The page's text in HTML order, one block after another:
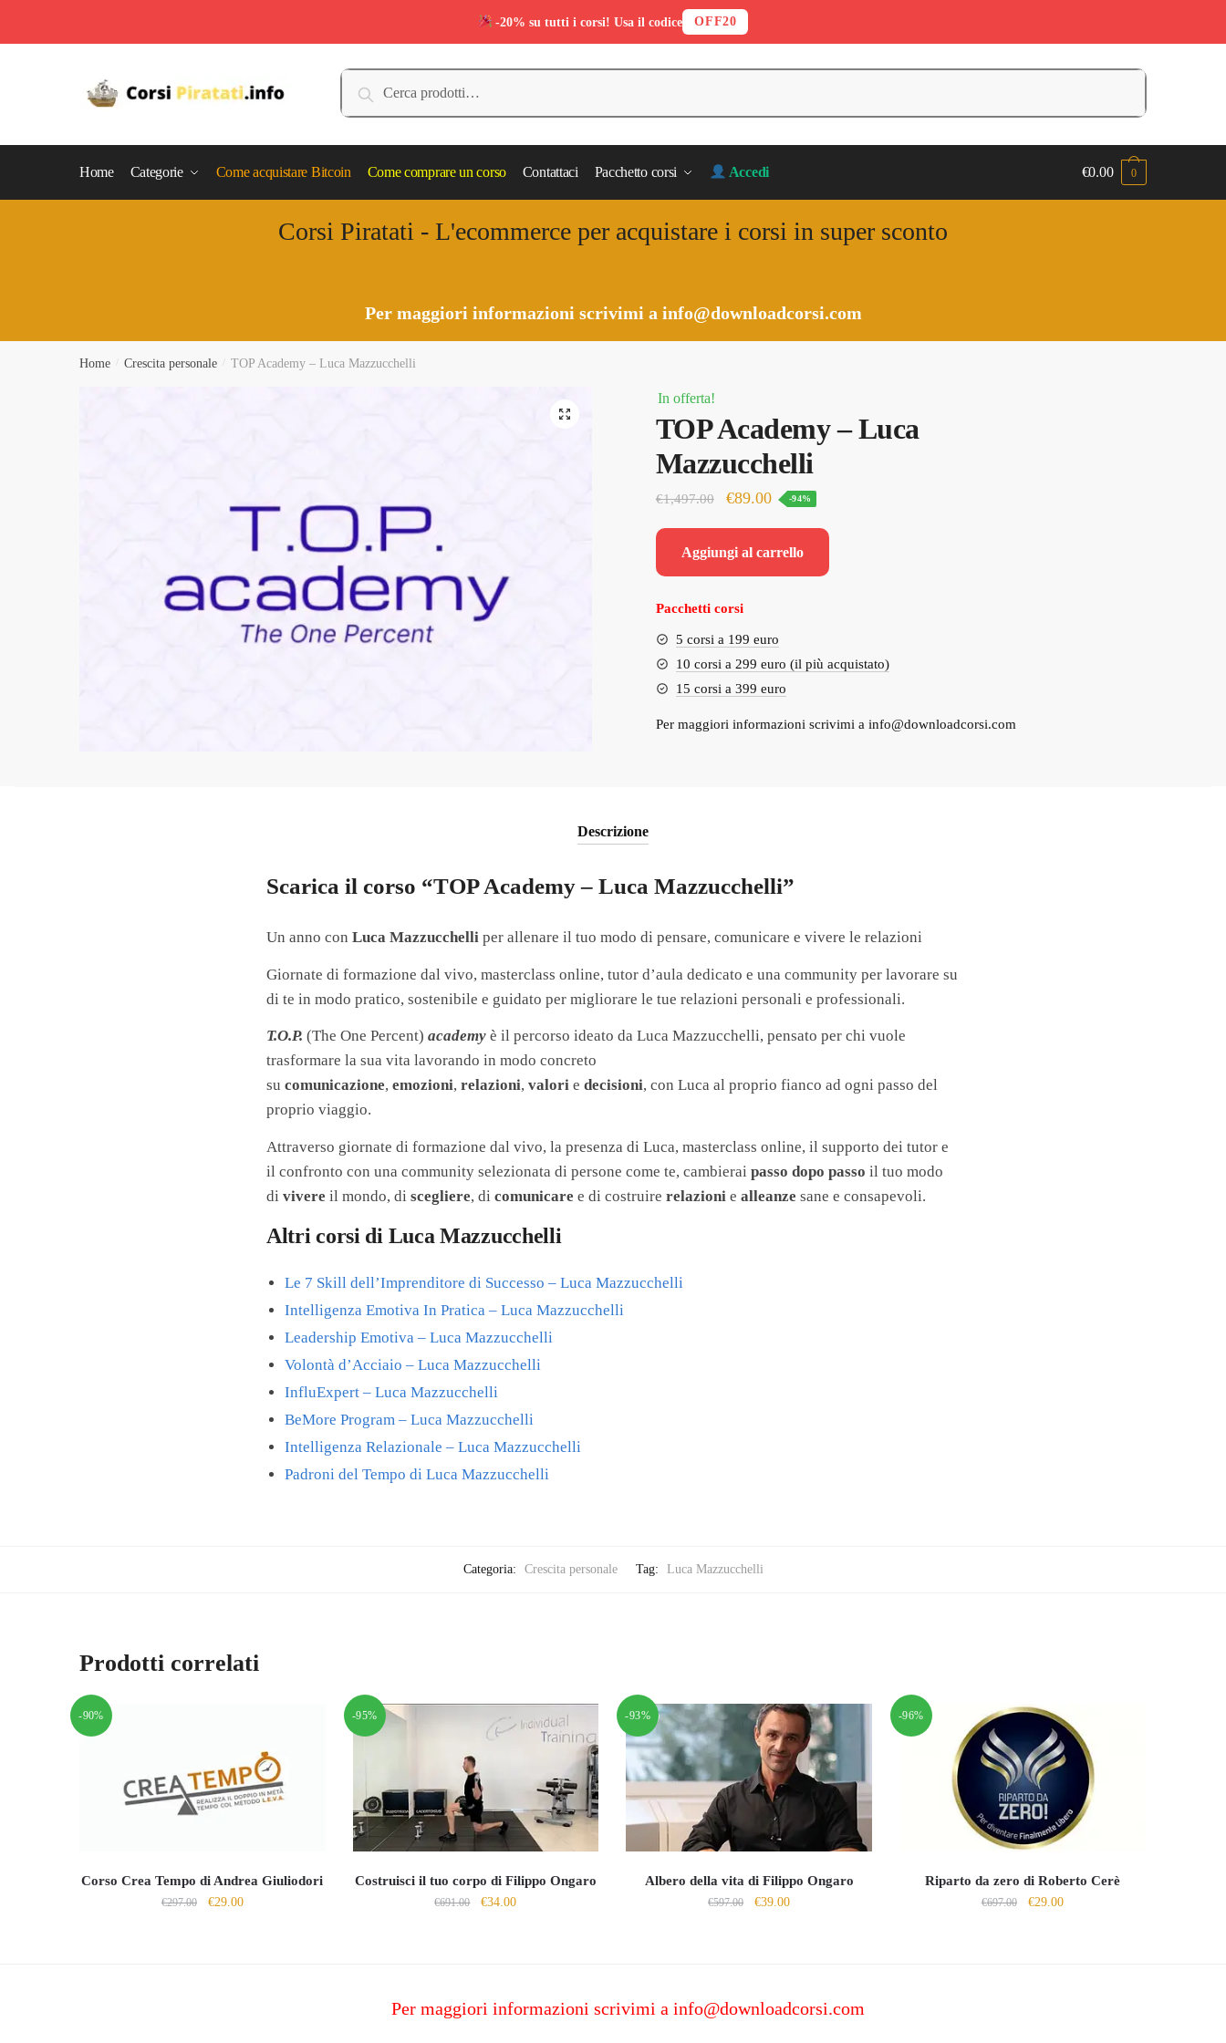
Cerca:
Cerca
Home Categorie Come acquistare Bitcoin Come comprare un corso Contattaci Pacchetto corsi Accedi €0.00 0
Corsi Piratati - L'ecommerce per acquistare i corsi in super sconto
Per maggiori informazioni scrivimi a info@downloadcorsi.com
Home Crescita personale TOP Academy – Luca Mazzucchelli
In offerta!
TOP Academy – Luca
Mazzucchelli
€1,497.00
Il
originale
era:
€1,497.00.
€89.00Il
attuale
è:
-94%
Aggiungi al carrello
Pacchetti corsi
5 corsi a 199 euro
10 corsi a 299 euro (il più acquistato)
15 corsi a 399 euro
Per maggiori informazioni scrivimi a info@downloadcorsi.com
Descrizione
Scarica il corso “TOP Academy – Luca Mazzucchelli”
Un anno conLuca Mazzucchelli per allenare il tuo modo di pensare, comunicare e vivere le relazioni
Giornate di formazione dal vivo, masterclass online, tutor d’aula dedicato e una community per lavorare su
di te in modo pratico, sostenibile e guidato per migliorare le tue relazioni personali e professionali.
T.O.P. (The One Percent)academy è il percorso ideato da Luca Mazzucchelli, pensato per chi vuole
trasformare la sua vita lavorando in modo concreto
sucomunicazione,emozioni,relazioni,valori edecisioni, con Luca al proprio fianco ad ogni passo del
proprio viaggio.
Attraverso giornate di formazione dal vivo, la presenza di Luca, masterclass online, il supporto dei tutor e
il confronto con una community selezionata di persone come te, cambieraipasso dopo passo il tuo modo
divivere il mondo, discegliere, dicomunicare e di costruirerelazioni ealleanze sane e consapevoli.
Altri corsi di Luca Mazzucchelli
Le 7 Skill dell’Imprenditore di Successo – Luca Mazzucchelli
Intelligenza Emotiva In Pratica – Luca Mazzucchelli
Leadership Emotiva – Luca Mazzucchelli
Volontà d’Acciaio – Luca Mazzucchelli
InfluExpert – Luca Mazzucchelli
BeMore Program – Luca Mazzucchelli
Intelligenza Relazionale – Luca Mazzucchelli
Padroni del Tempo di Luca Mazzucchelli
Categoria: Crescita personale Tag: Luca Mazzucchelli
Prodotti correlati
-90%
Corso Crea Tempo di Andrea Giuliodori
€297.00
Il
€29.00Il
-95%
Costruisci il tuo corpo di Filippo Ongaro
€691.00
Il
€34.00Il
-93%
Albero della vita di Filippo Ongaro
€597.00
Il
€39.00Il
-96%
Riparto da zero di Roberto Cerè
€697.00
Il
€29.00Il
Per maggiori informazioni scrivimi a info@downloadcorsi.com
-20% su tutti i corsi! Usa il codice OFF20